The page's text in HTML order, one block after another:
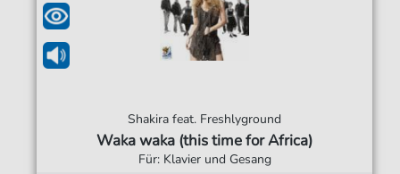
Shakira feat. Freshlyground
Waka waka (this time for Africa)
Für: Klavier und Gesang